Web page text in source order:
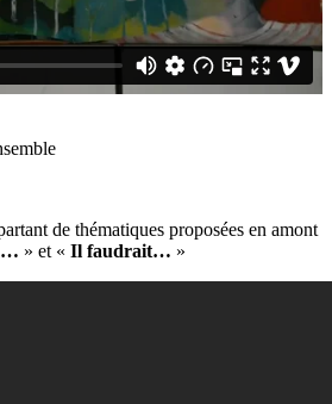
de thématiques proposées en amont
» et « Il faudrait… »